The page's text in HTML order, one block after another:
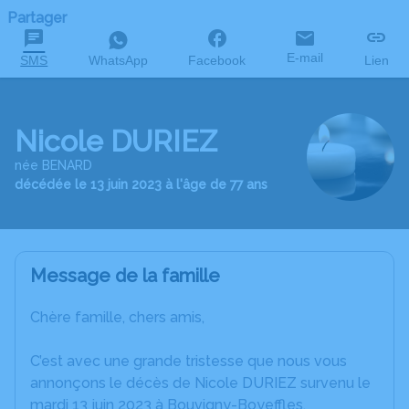
Partager
SMS WhatsApp Facebook E-mail Lien
Nicole DURIEZ
née BENARD
décédée le 13 juin 2023 à l'âge de 77 ans
Message de la famille
Chère famille, chers amis,
C’est avec une grande tristesse que nous vous
annonçons le décès de Nicole DURIEZ survenu le
mardi 13 juin 2023 à Bouvigny-Boyeffles.